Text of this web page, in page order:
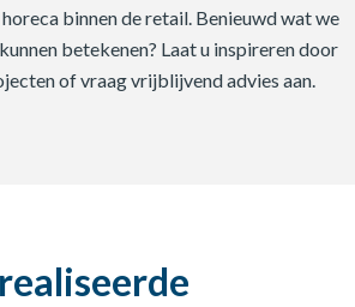
binnen de retail. Benieuwd wat we
betekenen? Laat u inspireren door
of vraag vrijblijvend advies aan.